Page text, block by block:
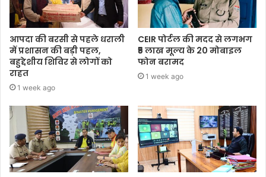
आपदा की बरसी से पहले धराली
में प्रशासन की बड़ी पहल,
बहुद्देशीय शिविर से लोगों को
राहत
1 week ago
CEIR पोर्टल की मदद से लगभग
₹5 लाख मूल्य के 20 मोबाइल
फोन बरामद
1 week ago